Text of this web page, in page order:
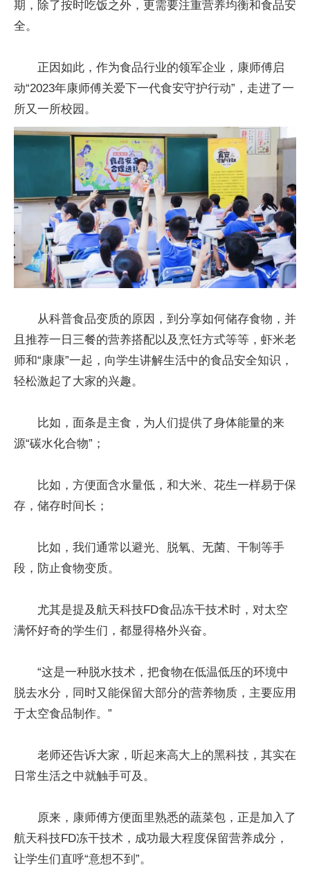
期，除了按时吃饭之外，更需要注重营养均衡和食品安
全。
正因如此，作为食品行业的领军企业，康师傅启
动“2023年康师傅关爱下一代食安守护行动”，走进了一
所又一所校园。
从科普食品变质的原因，到分享如何储存食物，并
且推荐一日三餐的营养搭配以及烹饪方式等等，虾米老
师和“康康”一起，向学生讲解生活中的食品安全知识，
轻松激起了大家的兴趣。
比如，面条是主食，为人们提供了身体能量的来
源“碳水化合物”；
比如，方便面含水量低，和大米、花生一样易于保
存，储存时间长；
比如，我们通常以避光、脱氧、无菌、干制等手
段，防止食物变质。
尤其是提及航天科技FD食品冻干技术时，对太空
满怀好奇的学生们，都显得格外兴奋。
“这是一种脱水技术，把食物在低温低压的环境中
脱去水分，同时又能保留大部分的营养物质，主要应用
于太空食品制作。”
老师还告诉大家，听起来高大上的黑科技，其实在
日常生活之中就触手可及。
原来，康师傅方便面里熟悉的蔬菜包，正是加入了
航天科技FD冻干技术，成功最大程度保留营养成分，
让学生们直呼“意想不到”。